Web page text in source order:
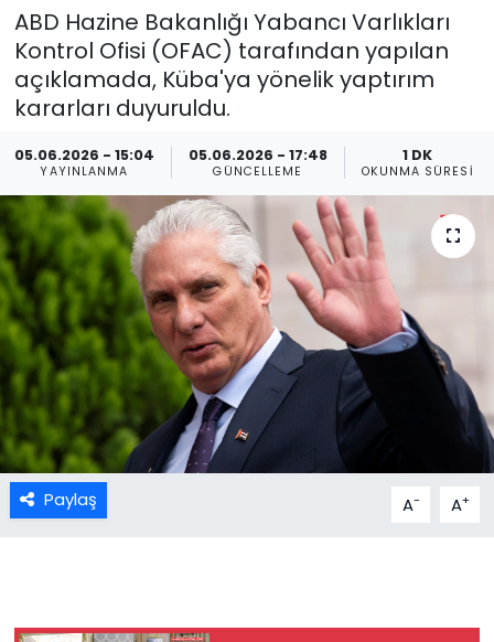
ABD Hazine Bakanlığı Yabancı Varlıkları
Kontrol Ofisi (OFAC) tarafından yapılan
açıklamada, Küba'ya yönelik yaptırım
kararları duyuruldu.
05.06.2026 - 15:04
YAYINLANMA
05.06.2026 - 17:48
GÜNCELLEME
1 DK
OKUNMA SÜRESI
Paylaş A- A+